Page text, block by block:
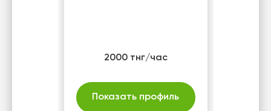
2000 тнг/час
Показать профиль